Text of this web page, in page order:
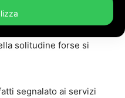
solitudine forse si
segnalato ai servizi